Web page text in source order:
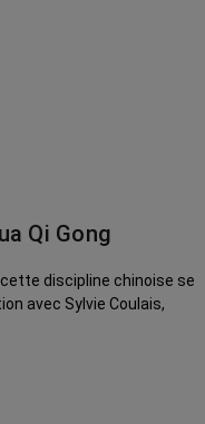
Qi Gong
discipline chinoise se
avec Sylvie Coulais,